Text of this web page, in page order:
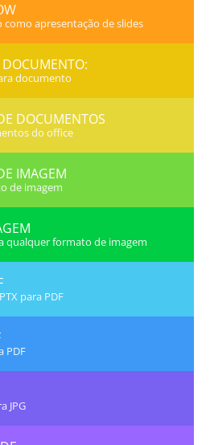
apresentação de slides
documento
DOCUMENTOS
do office
IMAGEM
de imagem
qualquer formato de imagem
para PDF
PDF
JPG